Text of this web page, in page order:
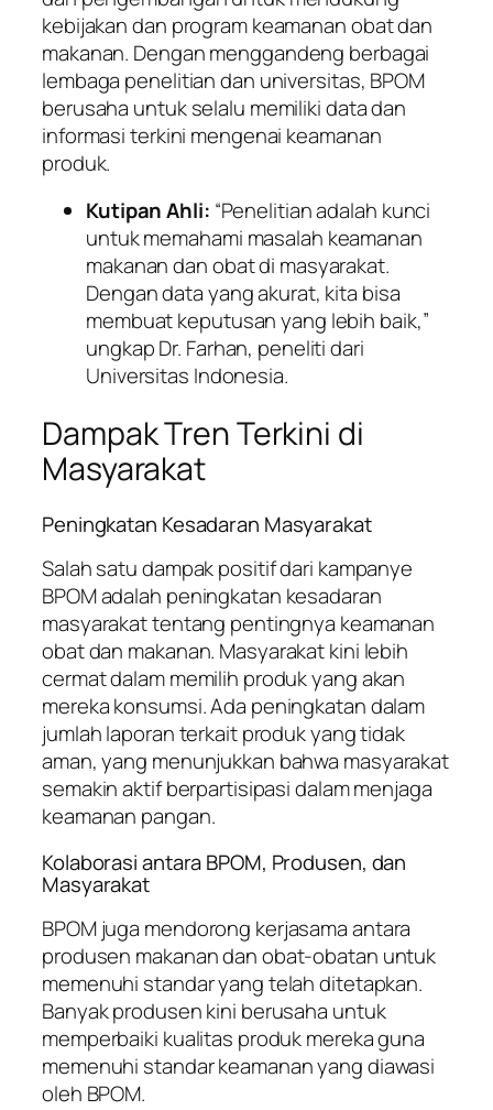
kebijakan dan program keamanan obat dan
makanan. Dengan menggandeng berbagai
lembaga penelitian dan universitas, BPOM
berusaha untuk selalu memiliki data dan
informasi terkini mengenai keamanan
produk.
Kutipan Ahli: “Penelitian adalah kunci
untuk memahami masalah keamanan
makanan dan obat di masyarakat.
Dengan data yang akurat, kita bisa
membuat keputusan yang lebih baik,”
ungkap Dr. Farhan, peneliti dari
Universitas Indonesia.
Dampak Tren Terkini di
Masyarakat
Peningkatan Kesadaran Masyarakat
Salah satu dampak positif dari kampanye
BPOM adalah peningkatan kesadaran
masyarakat tentang pentingnya keamanan
obat dan makanan. Masyarakat kini lebih
cermat dalam memilih produk yang akan
mereka konsumsi. Ada peningkatan dalam
jumlah laporan terkait produk yang tidak
aman, yang menunjukkan bahwa masyarakat
semakin aktif berpartisipasi dalam menjaga
keamanan pangan.
Kolaborasi antara BPOM, Produsen, dan
Masyarakat
BPOM juga mendorong kerjasama antara
produsen makanan dan obat-obatan untuk
memenuhi standar yang telah ditetapkan.
Banyak produsen kini berusaha untuk
memperbaiki kualitas produk mereka guna
memenuhi standar keamanan yang diawasi
oleh BPOM.